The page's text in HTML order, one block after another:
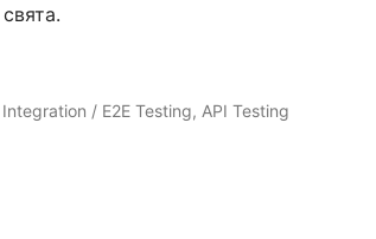
/ E2E Testing, API Testing